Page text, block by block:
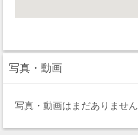
写真・動画
写真・動画はまだありません